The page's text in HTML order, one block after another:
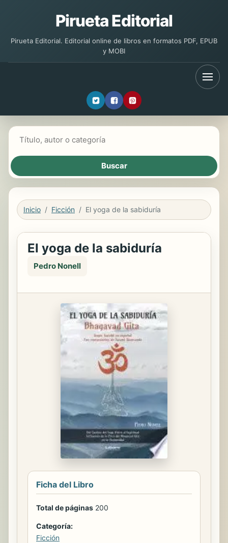
Pirueta Editorial
Pirueta Editorial. Editorial online de libros en formatos PDF, EPUB
y MOBI
Inicio Ficción El yoga de la sabiduría
El yoga de la sabiduría
Pedro Nonell
Ficha del Libro
Total de páginas 200
Categoría:
Ficción